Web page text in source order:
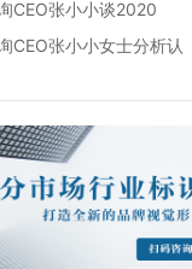
CEO张小小谈2020
CEO张小小女士分析认